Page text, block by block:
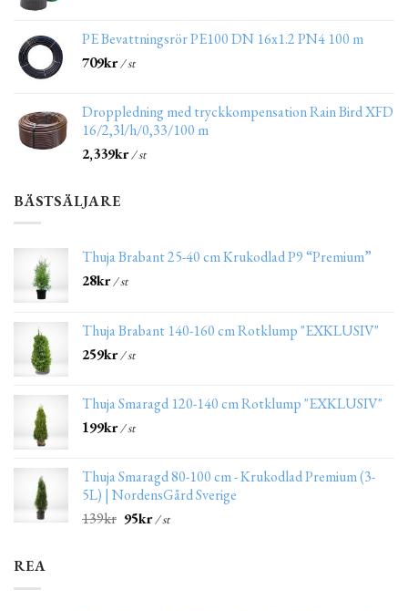
PE Bevattningsrör PE100 DN 16x1.2 PN4 100 m
709kr/ st
Droppledning med tryckkompensation Rain Bird XFD
16/2,3l/h/0,33/100 m
2,339kr/ st
BÄSTSÄLJARE
Thuja Brabant 25-40 cm Krukodlad P9 “Premium”
28kr/ st
Thuja Brabant 140-160 cm Rotklump "EXKLUSIV"
259kr/ st
Thuja Smaragd 120-140 cm Rotklump "EXKLUSIV"
199kr/ st
Thuja Smaragd 80-100 cm - Krukodlad Premium (3-
5L) | NordensGård Sverige
139kr 95kr/ st
REA